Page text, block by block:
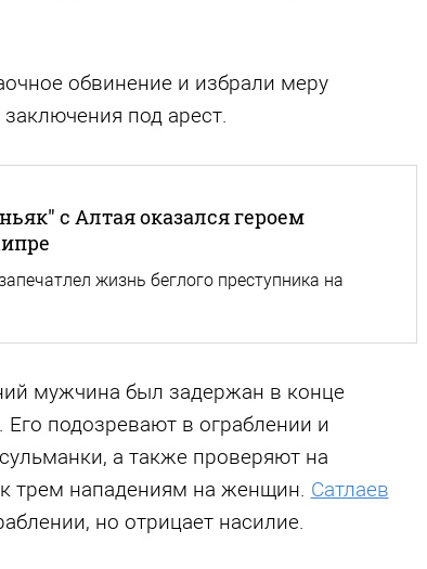
обвинение и избрали меру
под арест.
с Алтая оказался героем
жизнь беглого преступника на
мужчина был задержан в конце
Его подозревают в ограблении и
а также проверяют на
трем нападениям на женщин. Сатлаев
но отрицает насилие.